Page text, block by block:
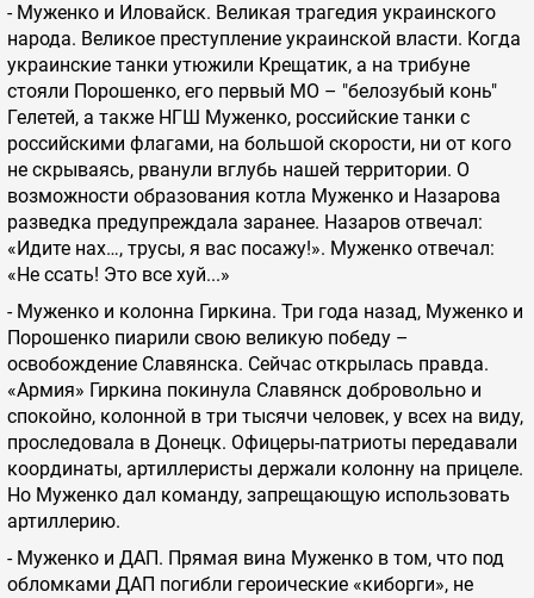
- Муженко и Иловайск. Великая трагедия украинского
народа. Великое преступление украинской власти. Когда
украинские танки утюжили Крещатик, а на трибуне
стояли Порошенко, его первый МО – "белозубый конь"
Гелетей, а также НГШ Муженко, российские танки с
российскими флагами, на большой скорости, ни от кого
не скрываясь, рванули вглубь нашей территории. О
возможности образования котла Муженко и Назарова
разведка предупреждала заранее. Назаров отвечал:
«Идите нах…, трусы, я вас посажу!». Муженко отвечал:
«Не ссать! Это все хуй...»
- Муженко и колонна Гиркина. Три года назад, Муженко и
Порошенко пиарили свою великую победу –
освобождение Славянска. Сейчас открылась правда.
«Армия» Гиркина покинула Славянск добровольно и
спокойно, колонной в три тысячи человек, у всех на виду,
проследовала в Донецк. Офицеры-патриоты передавали
координаты, артиллеристы держали колонну на прицеле.
Но Муженко дал команду, запрещающую использовать
артиллерию.
- Муженко и ДАП. Прямая вина Муженко в том, что под
обломками ДАП погибли героические «киборги», не